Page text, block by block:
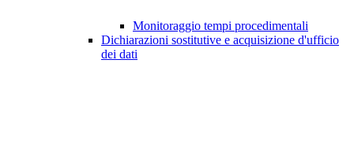
Monitoraggio tempi procedimentali
Dichiarazioni sostitutive e acquisizione d'ufficio
dei dati